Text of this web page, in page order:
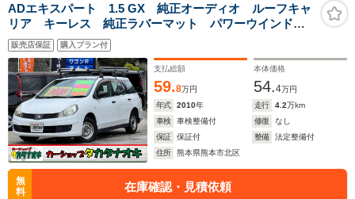
ADエキスパート 1.5 GX 純正オーディオ ルーフキャ
リア キーレス 純正ラバーマット パワーウインド
ウ 電格ミラー ドアバイザー ライトレベライザー
販売店保証 購入プラン付
支払総額
59.8万円
本体価格
54.4万円
年式
2010年 走行 4.2万km
車検
車検整備付 修復
なし
保証
保証付 整備
法定整備付
住所
熊本県熊本市北区
無
料
在庫確認・見積依頼